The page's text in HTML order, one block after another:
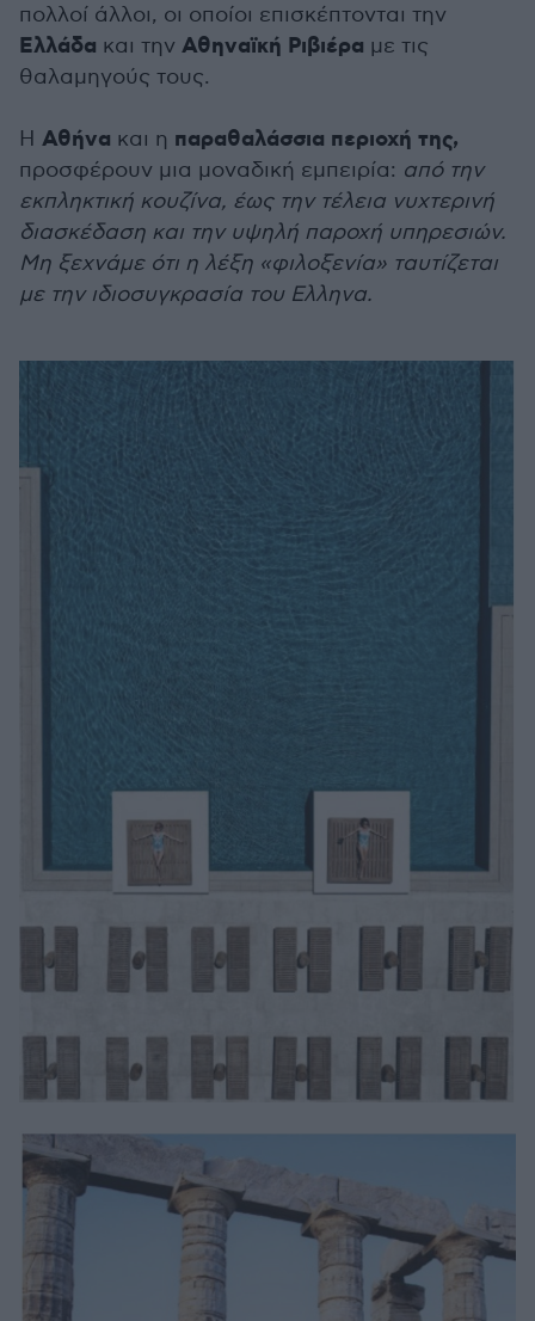
πολλοί άλλοι, οι οποίοι επισκέπτονται την
Ελλάδα και την Αθηναϊκή Ριβιέρα με τις
θαλαμηγούς τους.
Η Αθήνα και η παραθαλάσσια περιοχή της,
προσφέρουν μια μοναδική εμπειρία: από την
εκπληκτική κουζίνα, έως την τέλεια νυχτερινή
διασκέδαση και την υψηλή παροχή υπηρεσιών.
Μη ξεχνάμε ότι η λέξη «φιλοξενία» ταυτίζεται
με την ιδιοσυγκρασία του Ελληνα.